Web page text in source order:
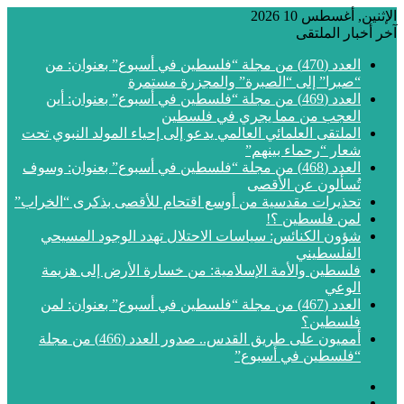
الإثنين, أغسطس 10 2026
آخر أخبار الملتقى
العدد (470) من مجلة “فلسطين في أسبوع” بعنوان: من
“صبرا” إلى “الصبرة” والمجزرة مستمرة
العدد (469) من مجلة “فلسطين في أسبوع” بعنوان: أين
العجب من مما يجري في فلسطين
الملتقى العلمائي العالمي يدعو إلى إحياء المولد النبوي تحت
شعار “رحماء بينهم”
العدد (468) من مجلة “فلسطين في أسبوع” بعنوان: وسوف
تُسألون عن الأقصى
تحذيرات مقدسية من أوسع اقتحام للأقصى بذكرى “الخراب”
لمن فلسطين ؟!
شؤون الكنائس: سياسات الاحتلال تهدد الوجود المسيحي
الفلسطيني
فلسطين والأمة الإسلامية: من خسارة الأرض إلى هزيمة
الوعي
العدد (467) من مجلة “فلسطين في أسبوع” بعنوان: لمن
فلسطين؟
أمميون على طريق القدس.. صدور العدد (466) من مجلة
“فلسطين في أسبوع”